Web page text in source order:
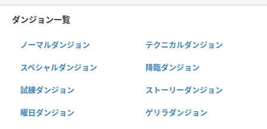
ダンジョン一覧
ノーマルダンジョン テクニカルダンジョン
スペシャルダンジョン 降臨ダンジョン
試練ダンジョン ストーリーダンジョン
曜日ダンジョン ゲリラダンジョン